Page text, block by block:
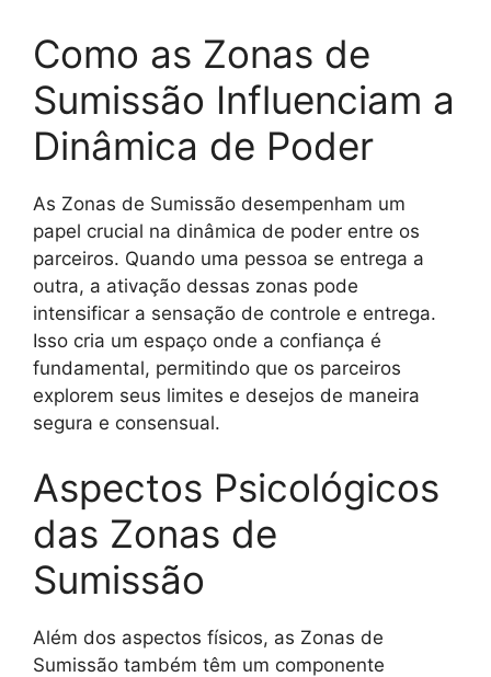
Como as Zonas de
Sumissão Influenciam a
Dinâmica de Poder
As Zonas de Sumissão desempenham um
papel crucial na dinâmica de poder entre os
parceiros. Quando uma pessoa se entrega a
outra, a ativação dessas zonas pode
intensificar a sensação de controle e entrega.
Isso cria um espaço onde a confiança é
fundamental, permitindo que os parceiros
explorem seus limites e desejos de maneira
segura e consensual.
Aspectos Psicológicos
das Zonas de
Sumissão
Além dos aspectos físicos, as Zonas de
Sumissão também têm um componente